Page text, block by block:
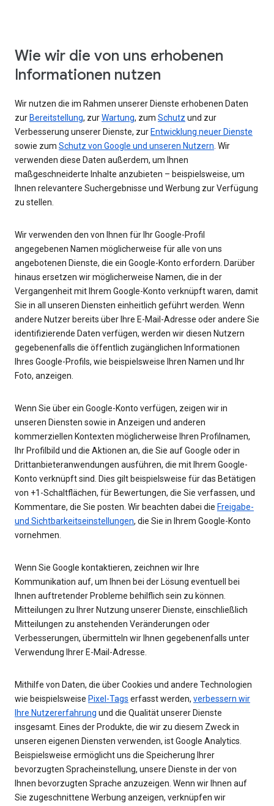
Wie wir die von uns erhobenen
Informationen nutzen
Wir nutzen die im Rahmen unserer Dienste erhobenen Daten
zur Bereitstellung, zurWartung, zum Schutz und zur
Verbesserung unserer Dienste, zur Entwicklung neuer Dienste
sowie zum Schutz von Google und unseren Nutzern. Wir
verwenden diese Daten außerdem, um Ihnen
maßgeschneiderte Inhalte anzubieten – beispielsweise, um
Ihnen relevantere Suchergebnisse und Werbung zur Verfügung
zu stellen.
Wir verwenden den von Ihnen für Ihr Google-Profil
angegebenen Namen möglicherweise für alle von uns
angebotenen Dienste, die ein Google-Konto erfordern. Darüber
hinaus ersetzen wir möglicherweise Namen, die in der
Vergangenheit mit Ihrem Google-Konto verknüpft waren, damit
Sie in all unseren Diensten einheitlich geführt werden. Wenn
andere Nutzer bereits über Ihre E-Mail-Adresse oder andere Sie
identifizierende Daten verfügen, werden wir diesen Nutzern
gegebenenfalls die öffentlich zugänglichen Informationen
Ihres Google-Profils, wie beispielsweise Ihren Namen und Ihr
Foto, anzeigen.
Wenn Sie über ein Google-Konto verfügen, zeigen wir in
unseren Diensten sowie in Anzeigen und anderen
kommerziellen Kontexten möglicherweise Ihren Profilnamen,
Ihr Profilbild und die Aktionen an, die Sie auf Google oder in
Drittanbieteranwendungen ausführen, die mit Ihrem Google-
Konto verknüpft sind. Dies gilt beispielsweise für das Betätigen
von +1-Schaltflächen, für Bewertungen, die Sie verfassen, und
Kommentare, die Sie posten. Wir beachten dabei die Freigabe-
und Sichtbarkeitseinstellungen, die Sie in Ihrem Google-Konto
vornehmen.
Wenn Sie Google kontaktieren, zeichnen wir Ihre
Kommunikation auf, um Ihnen bei der Lösung eventuell bei
Ihnen auftretender Probleme behilflich sein zu können.
Mitteilungen zu Ihrer Nutzung unserer Dienste, einschließlich
Mitteilungen zu anstehenden Veränderungen oder
Verbesserungen, übermitteln wir Ihnen gegebenenfalls unter
Verwendung Ihrer E-Mail-Adresse.
Mithilfe von Daten, die über Cookies und andere Technologien
wie beispielsweise Pixel-Tags erfasst werden, verbessern wir
Ihre Nutzererfahrung und die Qualität unserer Dienste
insgesamt. Eines der Produkte, die wir zu diesem Zweck in
unseren eigenen Diensten verwenden, ist Google Analytics.
Beispielsweise ermöglicht uns die Speicherung Ihrer
bevorzugten Spracheinstellung, unsere Dienste in der von
Ihnen bevorzugten Sprache anzuzeigen. Wenn wir Ihnen auf
Sie zugeschnittene Werbung anzeigen, verknüpfen wir